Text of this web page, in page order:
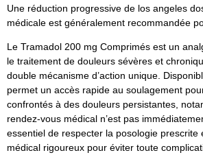
Une réduction progressive de los angeles
médicale est généralement recommandée
Le Tramadol 200 mg Comprimés est un
le traitement de douleurs sévères et
double mécanisme d’action unique.
permet un accès rapide au soulagement
confrontés à des douleurs persistantes,
rendez-vous médical n’est pas
essentiel de respecter la posologie prescrite
médical rigoureux pour éviter toute